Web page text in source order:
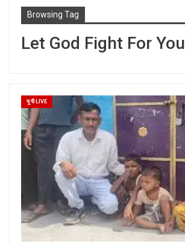
Browsing Tag
Let God Fight For You
यू पी LIVE